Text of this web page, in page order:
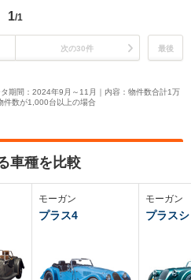
1/1
次の30件 最後
期間：2024年9月～11月｜内容：物件数合計1万
件数が1,000台以上の場合
車種を比較
モーガン
プラス4
モーガン
プラス